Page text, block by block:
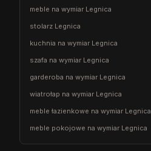
meble na wymiar Legnica
stolarz Legnica
kuchnia na wymiar Legnica
szafa na wymiar Legnica
garderoba na wymiar Legnica
wiatrołap na wymiar Legnica
meble łazienkowe na wymiar Legnica
meble pokojowe na wymiar Legnica